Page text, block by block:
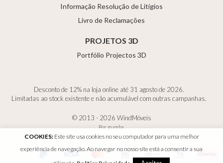
Informação Resolução de Litígios
Livro de Reclamações
PROJETOS 3D
Portfólio Projectos 3D
Desconto de 12% na loja online até 31 agosto de 2026.
Limitadas ao stock existente e não acumulável com outras campanhas.
© 2013 - 2026 WindMóveis
Porgumba.
COOKIES:Este site usa cookies no seu computador para uma melhor
experiência de navegação. Ao navegar no nosso site está a consentir a sua